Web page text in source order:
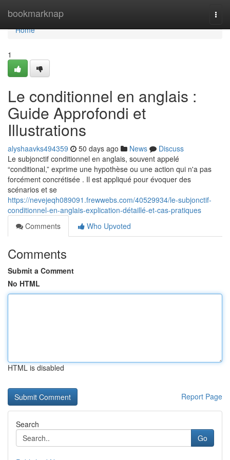
bookmarknap
Home
Home
1
Le conditionnel en anglais :
Guide Approfondi et
Illustrations
alyshaavks494359 50 days ago News
Discuss
Le subjonctif conditionnel en anglais, souvent appelé
“conditional,” exprime une hypothèse ou une action qui n'a pas
forcément concrétisée . Il est appliqué pour évoquer des
scénarios et se
https://nevejeqh089091.frewwebs.com/40529934/le-subjonctif-
conditionnel-en-anglais-explication-détaillé-et-cas-pratiques
Comments
Who Upvoted
Comments
Submit a Comment
No HTML
HTML is disabled
Report Page
Search
Go